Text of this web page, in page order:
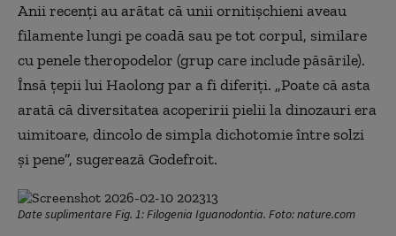
Anii recenți au arătat că unii ornitișchieni aveau
filamente lungi pe coadă sau pe tot corpul, similare
cu penele theropodelor (grup care include păsările).
Însă țepii lui Haolong par a fi diferiți. „Poate că asta
arată că diversitatea acoperirii pielii la dinozauri era
uimitoare, dincolo de simpla dichotomie între solzi
și pene”, sugerează Godefroit.
Date suplimentare Fig. 1: Filogenia Iguanodontia. Foto: nature.com